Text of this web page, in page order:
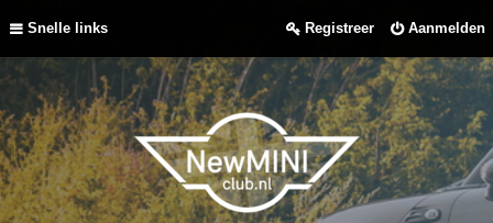
Snelle links Aanmelden
Registreer